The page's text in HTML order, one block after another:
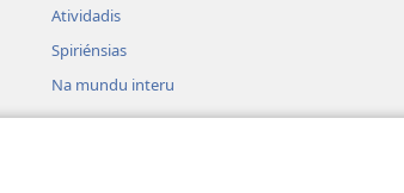
Atividadis
Spiriénsias
Na mundu interu